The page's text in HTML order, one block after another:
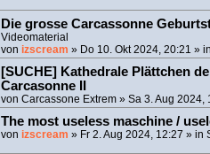
Die grosse Carcassonne
Videomaterial
von izscream » Do 10. Okt 2024, 20:21 » in
[SUCHE] Kathedrale Plättchen
Carcasonne II
von Carcassone Extrem» Sa 3. Aug 2024,
The most useless maschine /
von izscream » Fr 2. Aug 2024, 12:27 » in